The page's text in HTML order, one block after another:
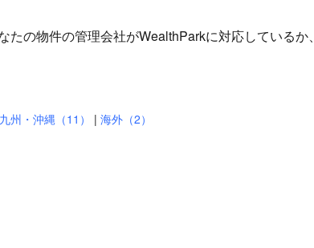
たの物件の管理会社がWealthParkに対応している
九州・沖縄（11） | 海外（2）